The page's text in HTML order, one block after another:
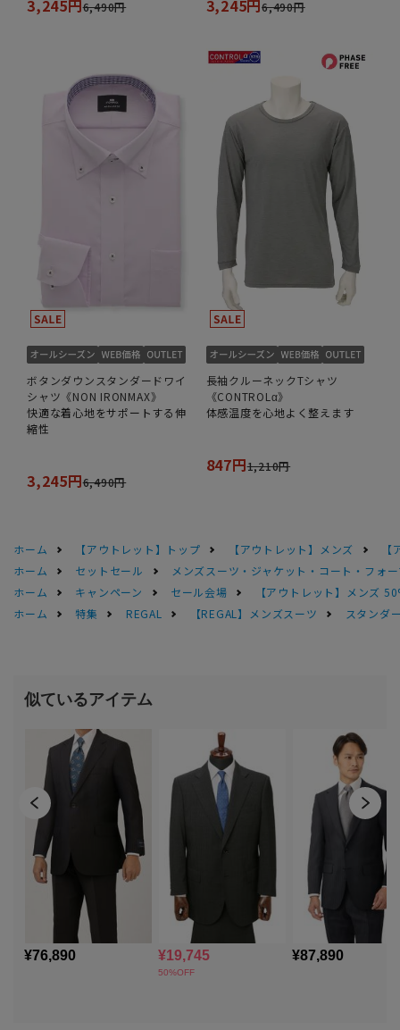
3,245円6,490円 3,245円6,490円
ボタンダウンスタンダードワイ
シャツ《NON IRONMAX》
快適な着心地をサポートする伸
縮性
3,245円6,490円
長袖クルーネックTシャツ
《CONTROLα》
体感温度を心地よく整えます
847円1,210円
ホーム 【アウトレット】トップ 【アウトレット】メンズ
ホーム
セットセール
メンズスーツ・ジャケット・コート・フォ
ホーム
キャンペーン セール会場
【アウトレット】メンズ
ホーム
特集 REGAL 【REGAL】メンズスーツ スタンダ